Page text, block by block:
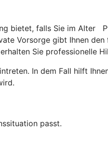
bietet, falls Sie im Alter
Vorsorge gibt Ihnen
Sie professionelle
In dem Fall hilft
passt.